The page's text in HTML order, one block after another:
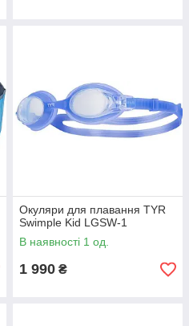
Окуляри для плавання TYR
Swimple Kid LGSW-1
В наявності 1 од.
1 990 ₴